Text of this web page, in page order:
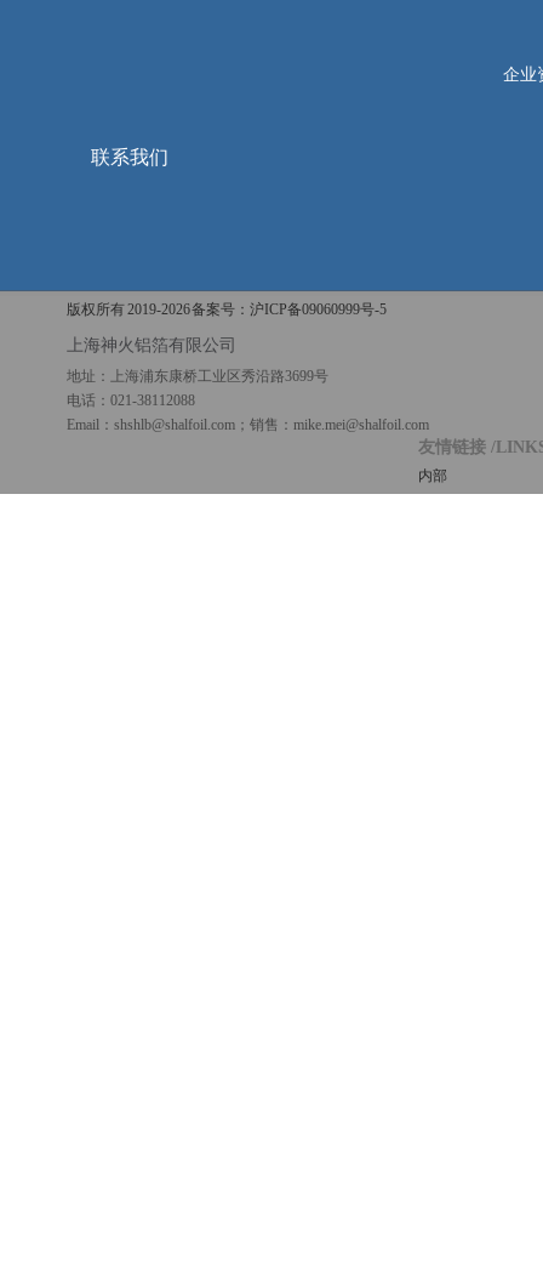
企业
联系我们
版权所有 2019-2026 备案号： 沪ICP备09060999号-5
上海神火铝箔有限公司
地址：上海浦东康桥工业区秀沿路3699号
电话：021-38112088
Email：shshlb@shalfoil.com；销售：mike.mei@shalfoil.com
友情链接 /
内部